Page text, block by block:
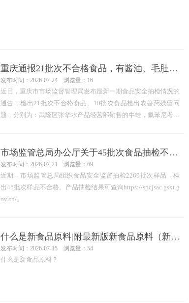
重庆通报21批次不合格食品，有酱油、毛肚、武隆苕粉等
发布时间：2026-07-24 浏览量：16
近日，重庆市市场监督管理局发布最新一期食品安全抽检情况的
通告，检出21批次不合格食品。10批次食品检出农兽药残留问
题，分别为：武隆区张华水产品经营部销售的牛蛙，氟苯尼考不
市场监管总局办公厅关于45批次食品抽检不合格情况的通报（市监食检发〔2026〕84号）
发布时间：2026-07-21 浏览量：69
近期，市场监管总局组织食品安全监督抽检2269批次样品，检
出45批次样品不合格。产品抽检结果可查询https://spcjsac.gsxt.g
ov.cn/。
什么是新食品原料|附最新版新食品原料（新资源食品）名单
发布时间：2026-07-15 浏览量：54
什么是新食品原料？